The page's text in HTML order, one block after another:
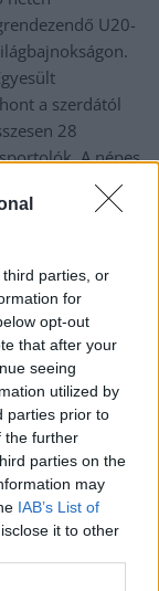
parties, or
for
opt-out
that after your
seeing
utilized by
parties prior to
the further
parties on the
may
IAB’s List of
it to other
U20-
a szerdától
28
A népes
mellett a
,
a
gólgazdag és
mérkőzéssel